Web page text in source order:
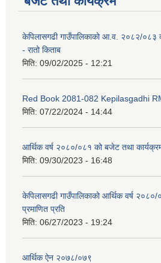
केपिलासगढी गाउँपालिकाको आ.व. २०८२/०८३
- रातो किताब
मिति: 09/02/2025 - 12:21
Red Book 2081-082 Kepilasgadhi
मिति: 07/22/2024 - 14:44
आर्थिक वर्ष २०८०/०८१ को बजेट तथा कार्यक्रम
मिति: 09/30/2023 - 16:48
केपिलासगढी गाउँपालिकाको आर्थिक वर्ष
प्रमाणित प्रति
मिति: 06/27/2023 - 19:24
आर्थिक ऐन २०७८/०७९